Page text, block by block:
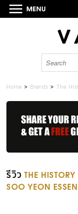
Home > Brands >The
รีวิว THE
SOO YEON